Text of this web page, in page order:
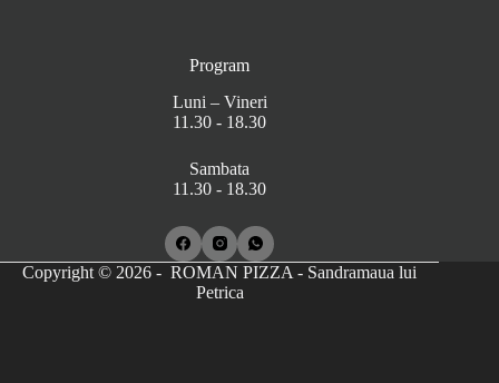
Program
Luni – Vineri
11.30 - 18.30
Sambata
11.30 - 18.30
Copyright © 2026 - ROMAN PIZZA - Sandramaua lui
Petrica